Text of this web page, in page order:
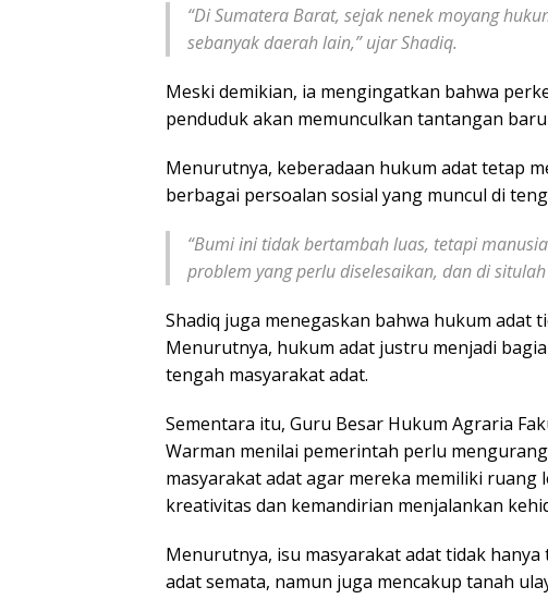
“Di Sumatera Barat, sejak nenek moyang
sebanyak daerah lain,” ujar Shadiq.
Meski demikian, ia mengingatkan bahwa
penduduk akan memunculkan tantangan
Menurutnya, keberadaan hukum adat tetap
berbagai persoalan sosial yang muncul di
“Bumi ini tidak bertambah luas, tetapi
problem yang perlu diselesaikan, dan di
Shadiq juga menegaskan bahwa hukum
Menurutnya, hukum adat justru menjadi
tengah masyarakat adat.
Sementara itu, Guru Besar Hukum Agraria
Warman menilai pemerintah perlu
masyarakat adat agar mereka memiliki ruang
kreativitas dan kemandirian menjalankan
Menurutnya, isu masyarakat adat tidak
adat semata, namun juga mencakup tanah